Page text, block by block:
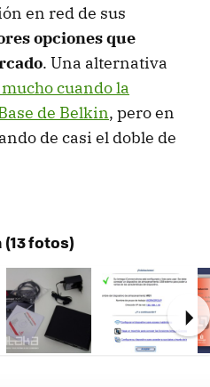
en red de sus
opciones que
. Una alternativa
cuando la
de Belkin, pero en
de casi el doble de
fotos)